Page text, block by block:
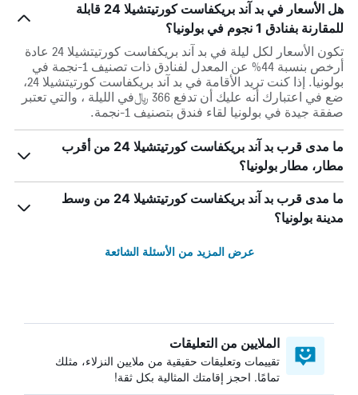
هل الأسعار في بد آند بريكفاست كورتيتشيلا 24 قابلة
للمقارنة بفنادق 1 نجوم في بولونيا؟
تكون الأسعار لكل ليلة في بد آند بريكفاست كورتيتشيلا 24 عادة
أرخص بنسبة 44% عن المعدل لفنادق ذات تصنيف 1-نجمة في
بولونيا. إذا كنت تريد الأقامة في بد آند بريكفاست كورتيتشيلا 24،
ضع في اعتبارك أنه عليك أن تدفع 366 ﷼في الليلة ، والتي تعتبر
صفقة جيدة في بولونيا لقاء فندق بتصنيف 1-نجمة.
ما مدى قرب بد آند بريكفاست كورتيتشيلا 24 من أقرب
مطار، مطار بولونيا؟
ما مدى قرب بد آند بريكفاست كورتيتشيلا 24 من وسط
مدينة بولونيا؟
عرض المزيد من الأسئلة الشائعة
الملايين من التعليقات
تقييمات وتعليقات حقيقية من ملايين النزلاء، مثلك
تمامًا. احجز إقامتك المثالية بكل ثقة!